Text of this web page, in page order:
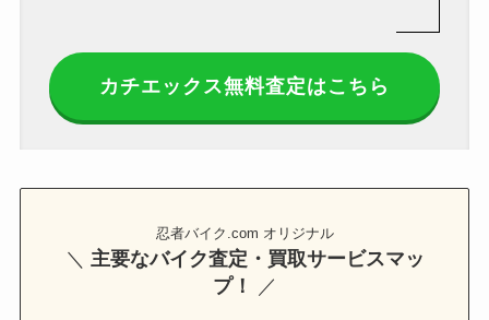
カチエックス無料査定はこちら
忍者バイク.com オリジナル
＼ 主要なバイク査定・買取サービスマッ
プ！
／